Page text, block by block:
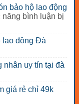
bảo hộ lao động
bình luận bị
lao động Đà
uy tín tại đà
giá rẻ chỉ 49k